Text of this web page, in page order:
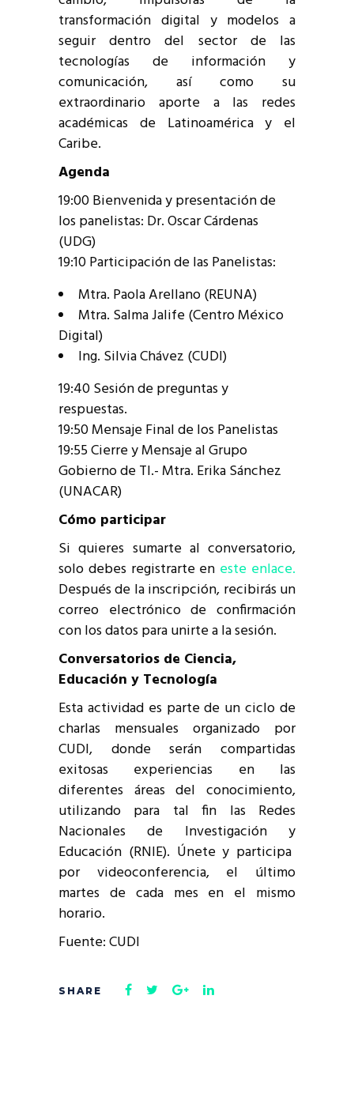
transformación digital y modelos a
seguir dentro del sector de las
tecnologías de información y
comunicación, así como su
extraordinario aporte a las redes
académicas de Latinoamérica y el
Caribe.
Agenda
19:00 Bienvenida y presentación de
los panelistas: Dr. Oscar Cárdenas
(UDG)
19:10 Participación de las Panelistas:
Mtra. Paola Arellano (REUNA)
Mtra. Salma Jalife (Centro México
Digital)
Ing. Silvia Chávez (CUDI)
19:40 Sesión de preguntas y
respuestas.
19:50 Mensaje Final de los Panelistas
19:55 Cierre y Mensaje al Grupo
Gobierno de TI.- Mtra. Erika Sánchez
(UNACAR)
Cómo participar
Si quieres sumarte al conversatorio,
solo debes registrarte en este enlace.
Después de la inscripción, recibirás un
correo electrónico de confirmación
con los datos para unirte a la sesión.
Conversatorios de Ciencia,
Educación y Tecnología
Esta actividad es parte de un ciclo de
charlas mensuales organizado por
CUDI, donde serán compartidas
exitosas experiencias en las
diferentes áreas del conocimiento,
utilizando para tal fin las Redes
Nacionales de Investigación y
Educación (RNIE). Únete y participa
por videoconferencia, el último
martes de cada mes en el mismo
horario.
Fuente: CUDI